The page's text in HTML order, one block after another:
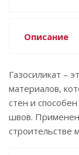
Описание
Газосиликат –
материалов,
стен и
швов.
строительстве